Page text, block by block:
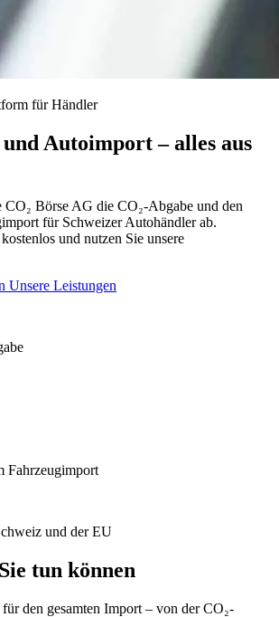
für Händler
und Autoimport – alles aus
Börse AG die CO₂-Abgabe und den
für Schweizer Autohändler ab.
und nutzen Sie unsere
Unsere Leistungen
Fahrzeugimport
und der EU
tun können
den gesamten Import – von der CO₂-